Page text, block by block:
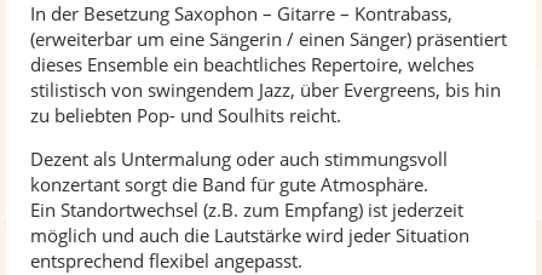
In der Besetzung Saxophon – Gitarre – Kontrabass,
(erweiterbar um eine Sängerin / einen Sänger) präsentiert
dieses Ensemble ein beachtliches Repertoire, welches
stilistisch von swingendem Jazz, über Evergreens, bis hin
zu beliebten Pop- und Soulhits reicht.
Dezent als Untermalung oder auch stimmungsvoll
konzertant sorgt die Band für gute Atmosphäre.
Ein Standortwechsel (z.B. zum Empfang) ist jederzeit
möglich und auch die Lautstärke wird jeder Situation
entsprechend flexibel angepasst.